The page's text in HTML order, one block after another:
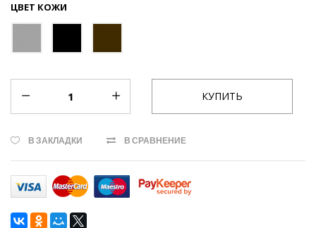
ЦВЕТ КОЖИ
В ЗАКЛАДКИ В СРАВНЕНИЕ